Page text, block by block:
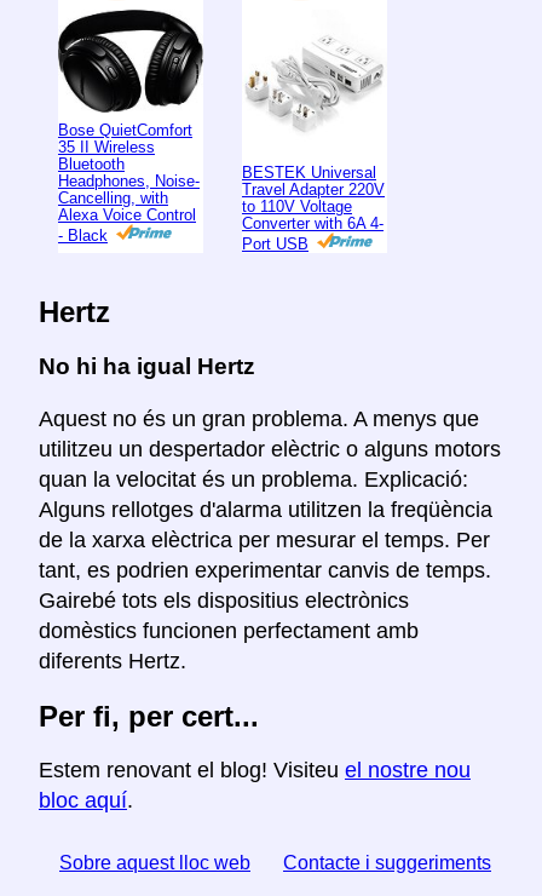
Bose QuietComfort
35 II Wireless
Bluetooth
Headphones, Noise-
Cancelling, with
Alexa Voice Control
- Black
BESTEK Universal
Travel Adapter 220V
to 110V Voltage
Converter with 6A 4-
Port USB
Hertz
No hi ha igual Hertz
Aquest no és un gran problema. A menys que
utilitzeu un despertador elèctric o alguns motors
quan la velocitat és un problema. Explicació:
Alguns rellotges d'alarma utilitzen la freqüència
de la xarxa elèctrica per mesurar el temps. Per
tant, es podrien experimentar canvis de temps.
Gairebé tots els dispositius electrònics
domèstics funcionen perfectament amb
diferents Hertz.
Per fi, per cert...
Estem renovant el blog! Visiteu el nostre nou
bloc aquí.
Sobre aquest lloc web Contacte i suggeriments